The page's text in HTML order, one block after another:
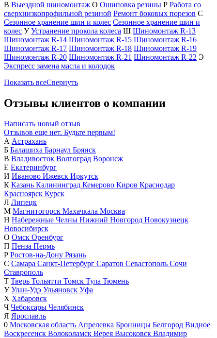
В Выездной шиномонтаж О Ошиповка резины Р Работа со
сверхнизкопрофильной резиной Ремонт боковых порезов С
Сезонное хранение шин и колес Сезонное хранение шин и
колес У Устранение прокола колеса Ш Шиномонтаж R-13
Шиномонтаж R-14 Шиномонтаж R-15 Шиномонтаж R-16
Шиномонтаж R-17 Шиномонтаж R-18 Шиномонтаж R-19
Шиномонтаж R-20 Шиномонтаж R-21 Шиномонтаж R-22 Э
Экспресс замена масла и колодок
Показать всеСвернуть
Отзывы клиентов о компании
Написать новый отзыв
Отзывов еще нет. Будьте первым!
А Астрахань
Б Балашиха Барнаул Брянск
В Владивосток Волгоград Воронеж
Е Екатеринбург
И Иваново Ижевск Иркутск
К Казань Калининград Кемерово Киров Краснодар
Красноярск Курск
Л Липецк
М Магнитогорск Махачкала Москва
Н Набережные Челны Нижний Новгород Новокузнецк
Новосибирск
О Омск Оренбург
П Пенза Пермь
Р Ростов-на-Дону Рязань
С Самара Санкт-Петербург Саратов Севастополь Сочи
Ставрополь
Т Тверь Тольятти Томск Тула Тюмень
У Улан-Удэ Ульяновск Уфа
Х Хабаровск
Ч Чебоксары Челябинск
Я Ярославль
0 Московская область Апрелевка Бронницы Белгород Видное
Воскресенск Волоколамск Верея Высоковск Владимир